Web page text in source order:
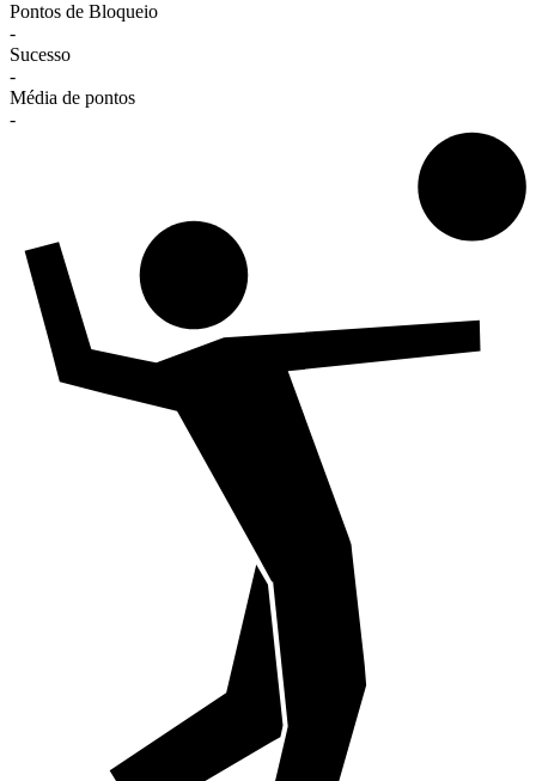
Pontos de Bloqueio
-
Sucesso
-
Média de pontos
-